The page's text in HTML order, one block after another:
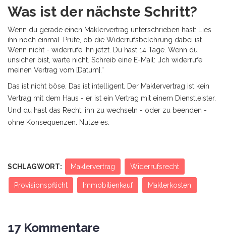
Was ist der nächste Schritt?
Wenn du gerade einen Maklervertrag unterschrieben hast: Lies
ihn noch einmal. Prüfe, ob die Widerrufsbelehrung dabei ist.
Wenn nicht - widerrufe ihn jetzt. Du hast 14 Tage. Wenn du
unsicher bist, warte nicht. Schreib eine E-Mail: „Ich widerrufe
meinen Vertrag vom [Datum].“
Das ist nicht böse. Das ist intelligent. Der Maklervertrag ist kein
Vertrag mit dem Haus - er ist ein Vertrag mit einem Dienstleister.
Und du hast das Recht, ihn zu wechseln - oder zu beenden -
ohne Konsequenzen. Nutze es.
SCHLAGWORT: Maklervertrag Widerrufsrecht
Provisionspflicht Immobilienkauf Maklerkosten
17 Kommentare